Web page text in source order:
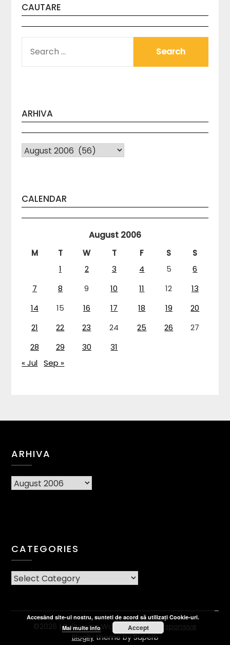
CAUTARE
FOR:
ARHIVA
Arhiva
CALENDAR
August 2006
M T W T F S
S
1
2 3 4 5
6
7
8 9 10 11 12
13
14
15 16 17 18 19
20
21
22 23 24 25 26
27
28
29 30
31
« Jul Sep »
ARHIVA
Arhiva
CATEGORIES
CATEGORIES
©2026 | Built using WordPress and
Responsive
Blogily theme by Superb
Accesând site-ul nostru, sunteti de acord să utilizați Cookie-uri.
Mai multe info
Accept